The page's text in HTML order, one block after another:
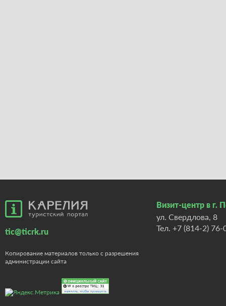
tic@ticrk.ru
Копирование материалов только с разрешения
администрации сайта
Визит-центр в г.
ул. Свердлова, 8
Тел. +7 (814-2) 76-